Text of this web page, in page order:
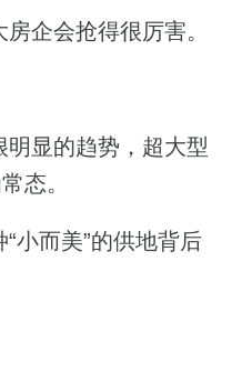
企会抢得很厉害。
显的趋势，超大型
态。
小而美”的供地背后